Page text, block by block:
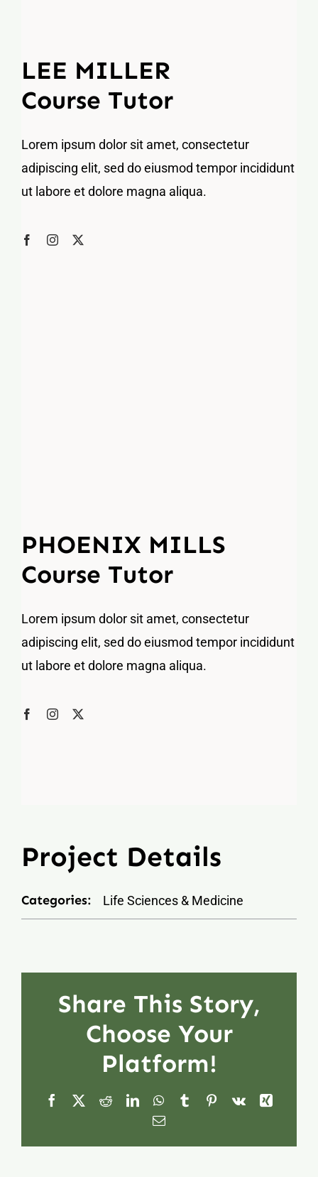
LEE MILLER
Course Tutor
Lorem ipsum dolor sit amet, consectetur
adipiscing elit, sed do eiusmod tempor incididunt
ut labore et dolore magna aliqua.
PHOENIX MILLS
Course Tutor
Lorem ipsum dolor sit amet, consectetur
adipiscing elit, sed do eiusmod tempor incididunt
ut labore et dolore magna aliqua.
Project Details
Categories: Life Sciences & Medicine
Share This Story,
Choose Your
Platform!
Facebook RedditLinkedInWhatsApp
TumblrPinterest
Vk
Xing
Email